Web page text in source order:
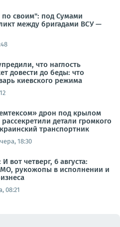
своим": под Сумами
между бригадами ВСУ —
что наглость
довести до беды: что
киевского режима
дрон под крылом
детали громкого
транспортник
18:30
вот четверг, 6 августа:
рукожопы в исполнении и
08:21